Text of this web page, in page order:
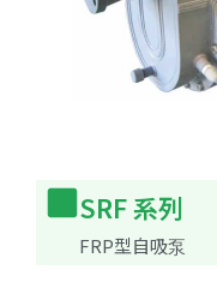
SRF 系列
FRP型自吸泵